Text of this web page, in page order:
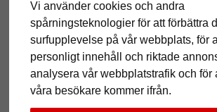
Vi använder cookies och andra
spårningsteknologier för att förbättra
surfupplevelse på vår webbplats, för
personligt innehåll och riktade
analysera vår webbplatstrafik och för
våra besökare kommer ifrån.